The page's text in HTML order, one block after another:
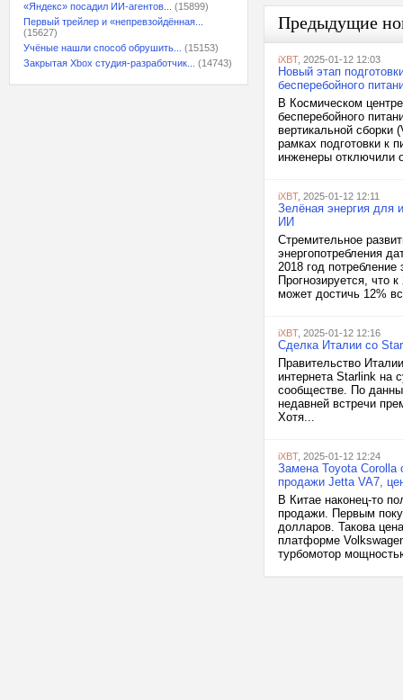
«Яндекс» посадил ИИ-агентов...
(15899)
Первый трейлер и «непревзойдённая...
(15627)
Учёные нашли способ обрушить...
(15153)
Закрытая Xbox студия-разработчик...
(14743)
Предыдущие
iXBT, 2025-01-12 12:03
Новый этап
бесперебойного
В Космическом
бесперебойного
вертикальной сборки
рамках подготовки к
инженеры отключили
iXBT, 2025-01-12 12:11
Зелёная энергия для
ИИ
Стремительное
энергопотребления
2018 год
Прогнозируется, что
может достичь 12%
iXBT, 2025-01-12 12:16
Сделка Италии со
Правительство
интернета Starlink на
сообществе. По
недавней встречи
Хотя...
iXBT, 2025-01-12 12:24
Замена Toyota Corolla
продажи Jetta VA7,
В Китае наконец-то
продажи. Первым
долларов. Такова
платформе
турбомотор